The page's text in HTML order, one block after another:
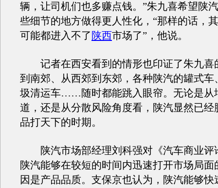
辆，让司机们也多赚点钱。”朱九喜希望陕
些细节的地方做得更人性化，“那样的话，
可能都进入不了 陕西市场了”，他说。
记者在西安看到的情形也印证了朱九喜
到南郊、从西郊到东郊，各种陕汽的罐式车
圾清运车……随时都能跳入眼帘。无论是从
道，还是从分散风险角度看，陕汽显然已经
品打天下的时期。
陕汽市场部经理刘科强对《汽车商业评
陕汽能够在较短的时间内迅速打开市场局面
因是产品品质。支保京也认为，陕汽能够快